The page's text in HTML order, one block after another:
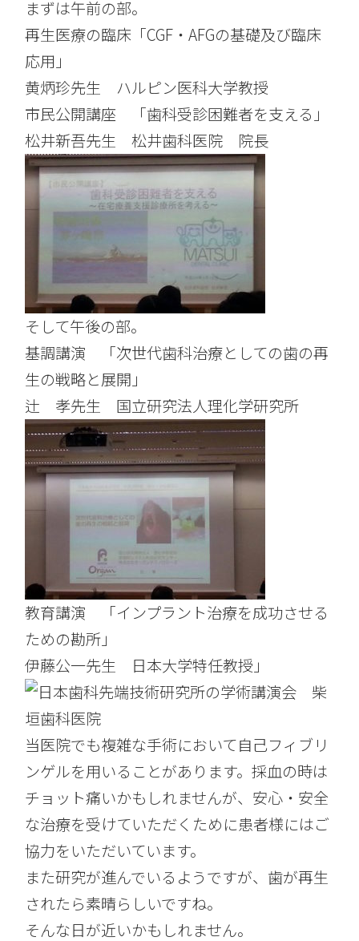
まずは午前の部。
再生医療の臨床「CGF・AFGの基礎及び臨床
応用」
黄炳珍先生 ハルピン医科大学教授
市民公開講座 「歯科受診困難者を支える」
松井新吾先生 松井歯科医院 院長
そして午後の部。
基調講演 「次世代歯科治療としての歯の再
生の戦略と展開」
辻 孝先生 国立研究法人理化学研究所
教育講演 「インプラント治療を成功させる
ための勘所」
伊藤公一先生 日本大学特任教授」
当医院でも複雑な手術において自己フィブリ
ンゲルを用いることがあります。採血の時は
チョット痛いかもしれませんが、安心・安全
な治療を受けていただくために患者様にはご
協力をいただいています。
また研究が進んでいるようですが、歯が再生
されたら素晴らしいですね。
そんな日が近いかもしれません。